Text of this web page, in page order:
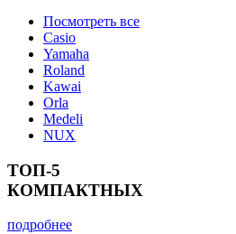
Посмотреть все
Casio
Yamaha
Roland
Kawai
Orla
Medeli
NUX
ТОП-5
КОМПАКТНЫХ
подробнее